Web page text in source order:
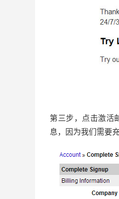
第三步，点击激活
息，因为我们需要